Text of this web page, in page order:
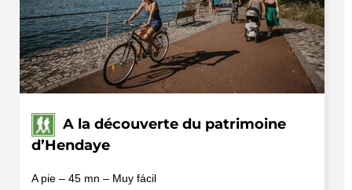
A la découverte du patrimoine
d’Hendaye
A pie – 45 mn – Muy fácil